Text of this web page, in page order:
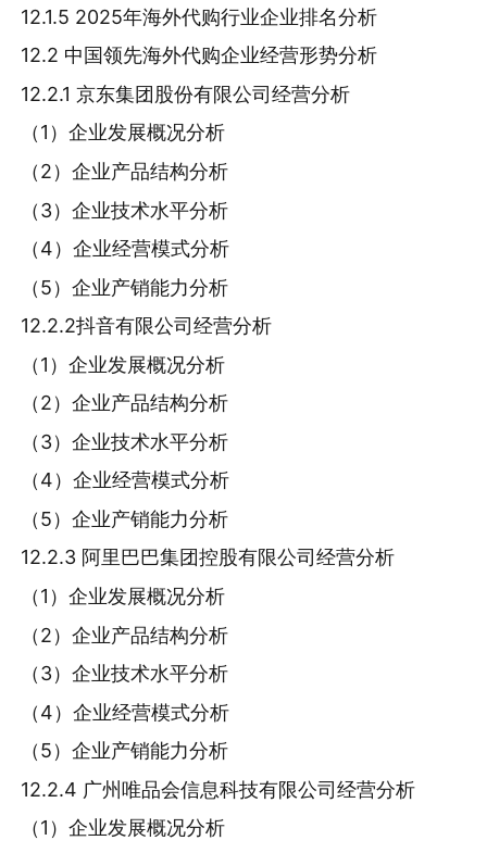
12.1.5 2025年海外代购行业企业排名分析
12.2 中国领先海外代购企业经营形势分析
12.2.1 京东集团股份有限公司经营分析
（1）企业发展概况分析
（2）企业产品结构分析
（3）企业技术水平分析
（4）企业经营模式分析
（5）企业产销能力分析
12.2.2抖音有限公司经营分析
（1）企业发展概况分析
（2）企业产品结构分析
（3）企业技术水平分析
（4）企业经营模式分析
（5）企业产销能力分析
12.2.3 阿里巴巴集团控股有限公司经营分析
（1）企业发展概况分析
（2）企业产品结构分析
（3）企业技术水平分析
（4）企业经营模式分析
（5）企业产销能力分析
12.2.4 广州唯品会信息科技有限公司经营分析
（1）企业发展概况分析